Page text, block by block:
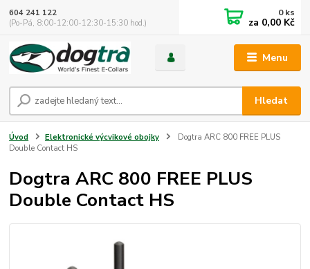
Menu
Hledat
604 241 122
(Po-Pá, 8:00-12:00-12:30-15:30 hod.)
0ks
za 0,00 Kč
Úvod Elektronické výcvikové obojky
Dogtra ARC 800 FREE PLUS
Double Contact HS
Dogtra ARC 800 FREE PLUS
Double Contact HS